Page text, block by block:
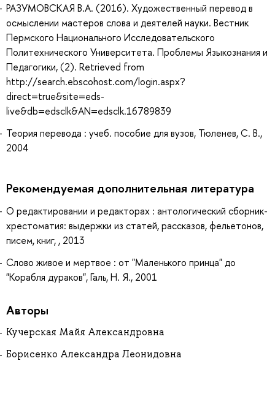
РАЗУМОВСКАЯ В.А. (2016). Художественный перевод в
осмыслении мастеров слова и деятелей науки. Вестник
Пермского Национального Исследовательского
Политехнического Университета. Проблемы Языкознания и
Педагогики, (2). Retrieved from
http://search.ebscohost.com/login.aspx?
direct=true&site=eds-
live&db=edsclk&AN=edsclk.16789839
Теория перевода : учеб. пособие для вузов, Тюленев, С. В.,
2004
Рекомендуемая дополнительная литература
О редактировании и редакторах : антологический сборник-
хрестоматия: выдержки из статей, рассказов, фельетонов,
писем, книг, , 2013
Слово живое и мертвое : от "Маленького принца" до
"Корабля дураков", Галь, Н. Я., 2001
Авторы
Кучерская Майя Александровна
Борисенко Александра Леонидовна